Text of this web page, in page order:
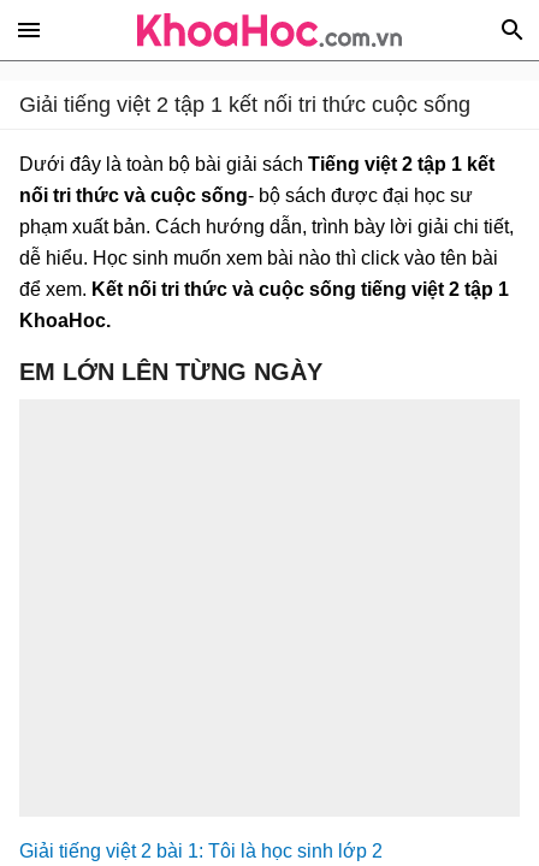
Giải tiếng việt 2 tập 1 kết nối tri thức cuộc sống
Dưới đây là toàn bộ bài giải sách Tiếng việt 2 tập 1 kết
nối tri thức và cuộc sống- bộ sách được đại học sư
phạm xuất bản. Cách hướng dẫn, trình bày lời giải chi tiết,
dễ hiểu. Học sinh muốn xem bài nào thì click vào tên bài
để xem. Kết nối tri thức và cuộc sống tiếng việt 2 tập 1
KhoaHoc.
EM LỚN LÊN TỪNG NGÀY
Giải tiếng việt 2 bài 1: Tôi là học sinh lớp 2